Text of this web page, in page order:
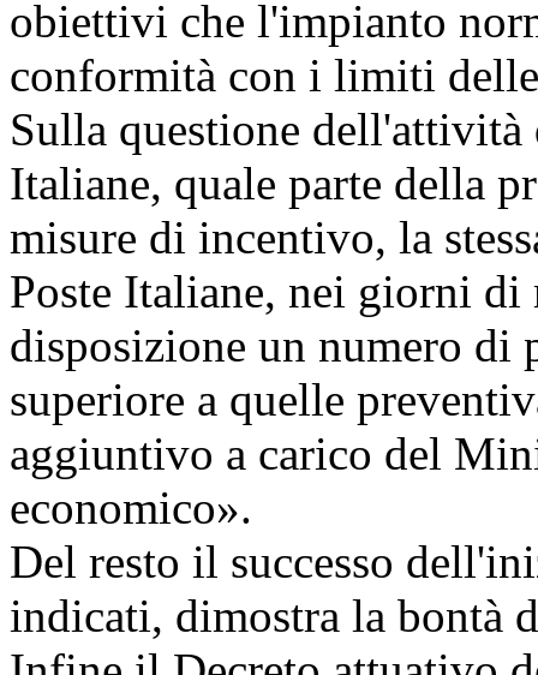
obiettivi che l'impianto
conformità con i limiti
Sulla questione
Italiane, quale parte della
misure di incentivo, la
Poste Italiane, nei giorni di
disposizione un numero di
superiore a quelle
aggiuntivo a carico del
economico».
Del resto il successo
indicati, dimostra la bontà